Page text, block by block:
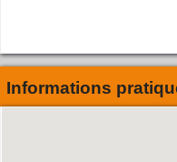
Informations